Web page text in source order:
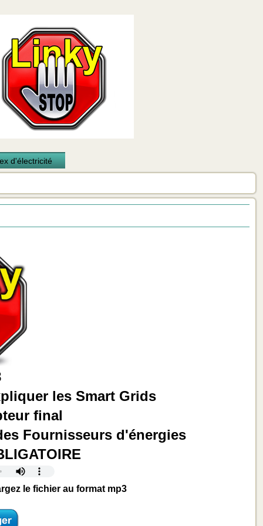
d'électricité
les Smart Grids
final
Fournisseurs d'énergies
le fichier au format mp3